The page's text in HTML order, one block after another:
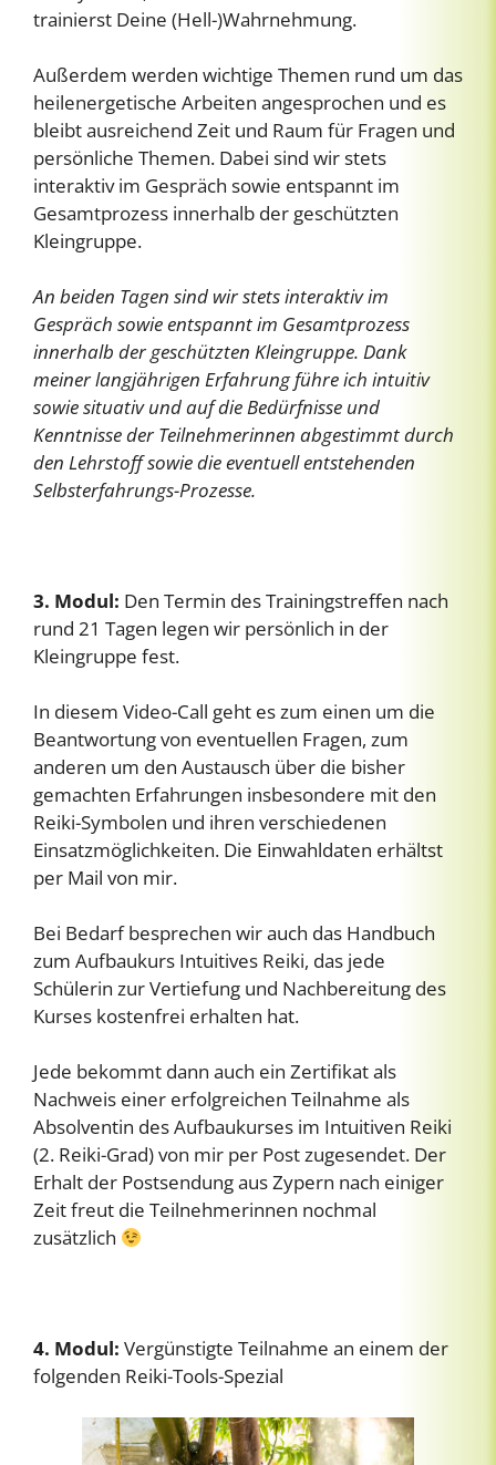
trainierst Deine (Hell-)Wahrnehmung.
Außerdem werden wichtige Themen rund um das
heilenergetische Arbeiten angesprochen und es
bleibt ausreichend Zeit und Raum für Fragen und
persönliche Themen. Dabei sind wir stets
interaktiv im Gespräch sowie entspannt im
Gesamtprozess innerhalb der geschützten
Kleingruppe.
An beiden Tagen sind wir stets interaktiv im
Gespräch sowie entspannt im Gesamtprozess
innerhalb der geschützten Kleingruppe. Dank
meiner langjährigen Erfahrung führe ich intuitiv
sowie situativ und auf die Bedürfnisse und
Kenntnisse der Teilnehmerinnen abgestimmt durch
den Lehrstoff sowie die eventuell entstehenden
Selbsterfahrungs-Prozesse.
3. Modul: Den Termin des Trainingstreffen nach
rund 21 Tagen legen wir persönlich in der
Kleingruppe fest.
In diesem Video-Call geht es zum einen um die
Beantwortung von eventuellen Fragen, zum
anderen um den Austausch über die bisher
gemachten Erfahrungen insbesondere mit den
Reiki-Symbolen und ihren verschiedenen
Einsatzmöglichkeiten. Die Einwahldaten erhältst
per Mail von mir.
Bei Bedarf besprechen wir auch das Handbuch
zum Aufbaukurs Intuitives Reiki, das jede
Schülerin zur Vertiefung und Nachbereitung des
Kurses kostenfrei erhalten hat.
Jede bekommt dann auch ein Zertifikat als
Nachweis einer erfolgreichen Teilnahme als
Absolventin des Aufbaukurses im Intuitiven Reiki
(2. Reiki-Grad) von mir per Post zugesendet. Der
Erhalt der Postsendung aus Zypern nach einiger
Zeit freut die Teilnehmerinnen nochmal
zusätzlich
4. Modul: Vergünstigte Teilnahme an einem der
folgenden Reiki-Tools-Spezial